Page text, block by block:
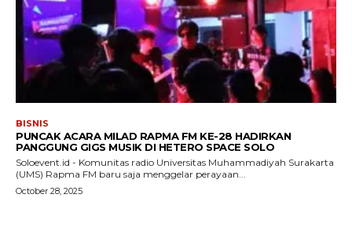
BISNIS
PUNCAK ACARA MILAD RAPMA FM KE-28 HADIRKAN
PANGGUNG GIGS MUSIK DI HETERO SPACE SOLO
Soloevent.id - Komunitas radio Universitas Muhammadiyah Surakarta
(UMS) Rapma FM baru saja menggelar perayaan...
October 28, 2025